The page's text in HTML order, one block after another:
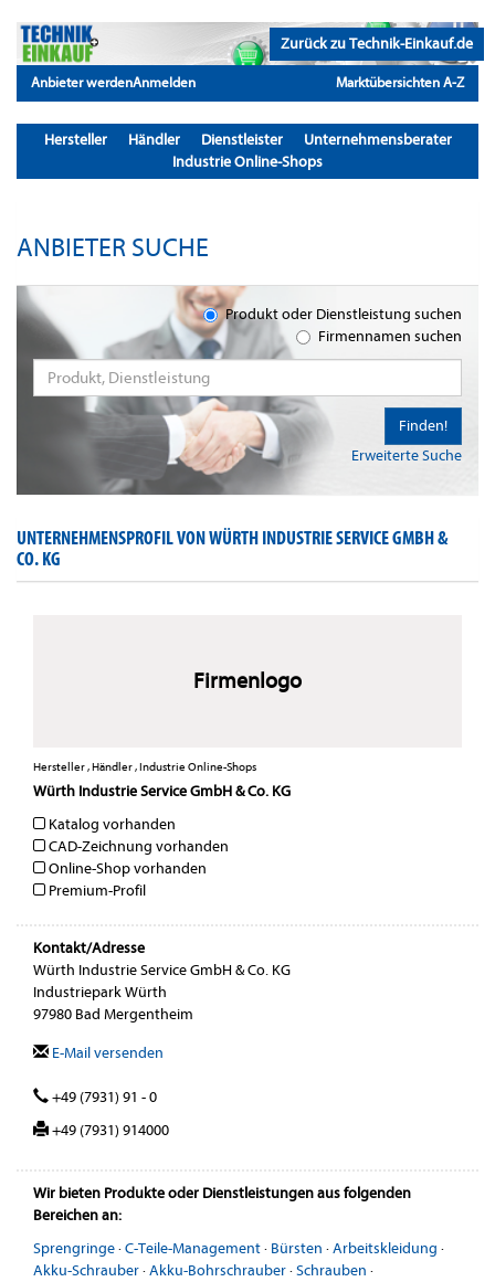
Zurück zu Technik-Einkauf.de
Anbieter werdenAnmelden Marktübersichten A-Z
Hersteller Händler Dienstleister
Unternehmensberater
Industrie Online-Shops
ANBIETER SUCHE
Produkt oder Dienstleistung suchen
Firmennamen suchen
Erweiterte Suche
Finden!
UNTERNEHMENSPROFIL VON WÜRTH INDUSTRIE SERVICE GMBH &
CO. KG
Firmenlogo
Hersteller , Händler , Industrie Online-Shops
Würth Industrie Service GmbH & Co. KG
Katalog vorhanden
CAD-Zeichnung vorhanden
Online-Shop vorhanden
Premium-Profil
Kontakt/Adresse
Würth Industrie Service GmbH & Co. KG
Industriepark Würth
97980 Bad Mergentheim
E-Mail versenden
+49 (7931) 91 - 0
+49 (7931) 914000
Wir bieten Produkte oder Dienstleistungen aus folgenden
Bereichen an:
Sprengringe·C-Teile-Management· Bürsten ·Arbeitskleidung ·
Akku-Schrauber·Akku-Bohrschrauber·Schrauben ·